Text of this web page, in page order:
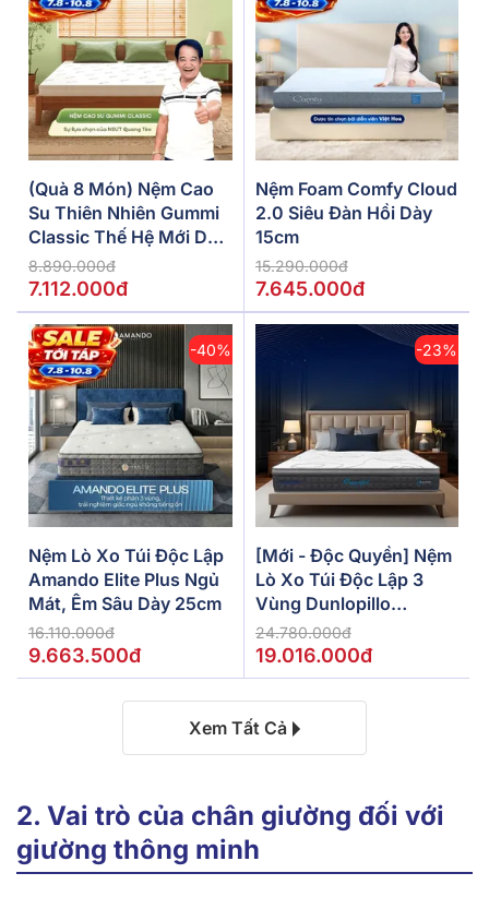
(Quà 8 Món) Nệm Cao
Su Thiên Nhiên Gummi
Classic Thế Hệ Mới Dày
5/10/15cm
8.890.000đ
7.112.000đ
Nệm Foam Comfy Cloud
2.0 Siêu Đàn Hồi Dày
15cm
15.290.000đ
7.645.000đ
-40%
Nệm Lò Xo Túi Độc Lập
Amando Elite Plus Ngủ
Mát, Êm Sâu Dày 25cm
16.110.000đ
9.663.500đ
-23%
[Mới - Độc Quyền] Nệm
Lò Xo Túi Độc Lập 3
Vùng Dunlopillo
De.Stress Powerful
24.780.000đ
19.016.000đ
Xem Tất Cả
2. Vai trò của chân giường đối với
giường thông minh